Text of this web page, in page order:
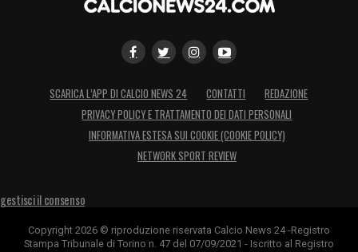
SCARICA L’APP DI CALCIO NEWS 24 CONTATTI
REDAZIONE
PRIVACY POLICY E TRATTAMENTO DEI DATI PERSONALI
INFORMATIVA ESTESA SUI COOKIE (COOKIE POLICY)
NETWORK SPORT REVIEW
gestisci il consenso
Copyright 2026 © riproduzione riservata Calcio News 24 -Registro
Stampa Tribunale di Torino n. 47 del 07/09/2021 - Iscritto al Registro